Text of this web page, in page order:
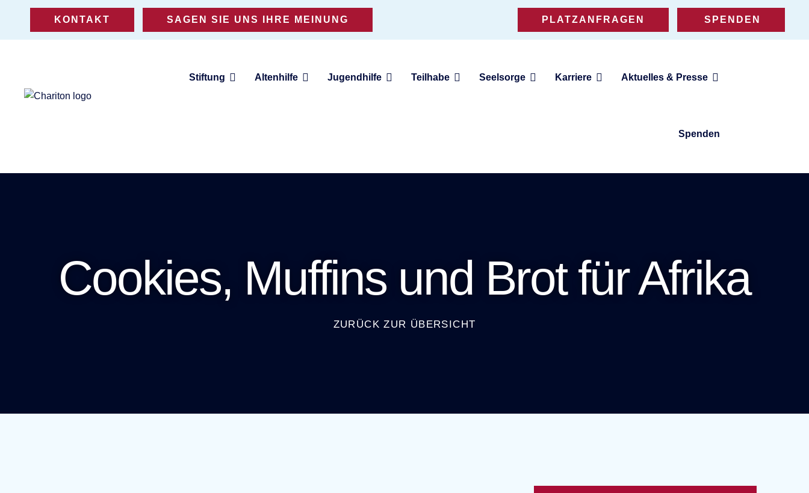
KONTAKT SAGEN SIE UNS IHRE MEINUNG PLATZANFRAGEN SPENDEN
Stiftung Altenhilfe Jugendhilfe Teilhabe Seelsorge Karriere Aktuelles & Presse
Spenden
Cookies, Muffins und Brot für Afrika
ZURÜCK ZUR ÜBERSICHT